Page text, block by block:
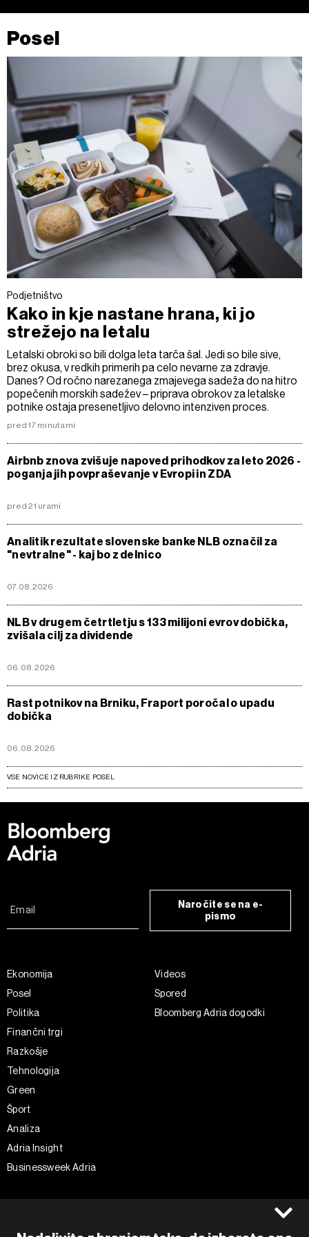
Posel
Podjetništvo
Kako in kje nastane hrana, ki jo
strežejo na letalu
Letalski obroki so bili dolga leta tarča šal. Jedi so bile sive,
brez okusa, v redkih primerih pa celo nevarne za zdravje.
Danes? Od ročno narezanega zmajevega sadeža do na hitro
popečenih morskih sadežev – priprava obrokov za letalske
potnike ostaja presenetljivo delovno intenziven proces.
pred 17 minutami
Airbnb znova zvišuje napoved prihodkov za leto 2026 -
poganja jih povpraševanje v Evropi in ZDA
pred 21 urami
Analitik rezultate slovenske banke NLB označil za
"nevtralne" - kaj bo z delnico
07.08.2026
NLB v drugem četrtletju s 133 milijoni evrov dobička,
zvišala cilj za dividende
06.08.2026
Rast potnikov na Brniku, Fraport poročal o upadu
dobička
06.08.2026
VSE NOVICE IZ RUBRIKE POSEL
Naročite se na e-
pismo
Ekonomija
Posel
Politika
Finančni trgi
Razkošje
Tehnologija
Green
Šport
Analiza
Adria Insight
Businessweek Adria
Videos
Spored
Bloomberg Adria dogodki